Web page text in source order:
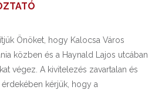
Önöket, hogy Kalocsa Város
közben és a Haynald Lajos utcában
végez. A kivitelezés zavartalan és
kérjük, hogy a